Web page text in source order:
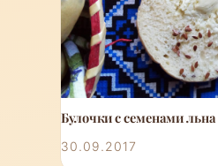
Булочки с семенами льна
30.09.2017